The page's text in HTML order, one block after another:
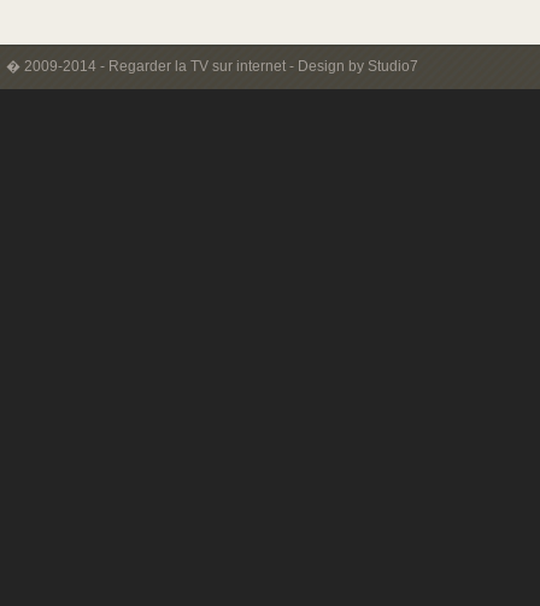
� 2009-2014 - Regarder la TV sur internet - Design by Studio7